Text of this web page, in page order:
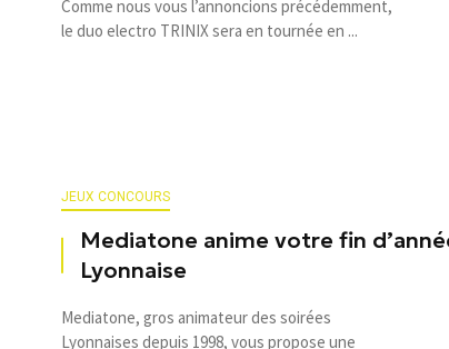
Comme nous vous l’annoncions précédemment,
le duo electro TRINIX sera en tournée en ...
JEUX CONCOURS
Mediatone anime votre fin
Lyonnaise
Mediatone, gros animateur des soirées
Lyonnaises depuis 1998, vous propose une